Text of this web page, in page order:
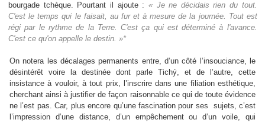
bourgade tchèque. Pourtant il ajoute : « Je ne décidais rien du tout.
C'est le temps qui le faisait, au fur et à mesure de la journée. Tout est
régi par le rythme de la Terre. C'est ça qui est déterminé à l'avance.
C'est ce qu'on appelle le destin. »*
On notera les décalages permanents entre, d’un côté l’insouciance, le
désintérêt voire la destinée dont parle Tichý, et de l’autre, cette
insistance à vouloir, à tout prix, l’inscrire dans une filiation esthétique,
cherchant ainsi à justifier de façon raisonnable ce qui de toute évidence
ne l’est pas. Car, plus encore qu’une fascination pour ses
sujets, c’est
l’impression d’une distance, d’un empêchement ou d’un voile, qui